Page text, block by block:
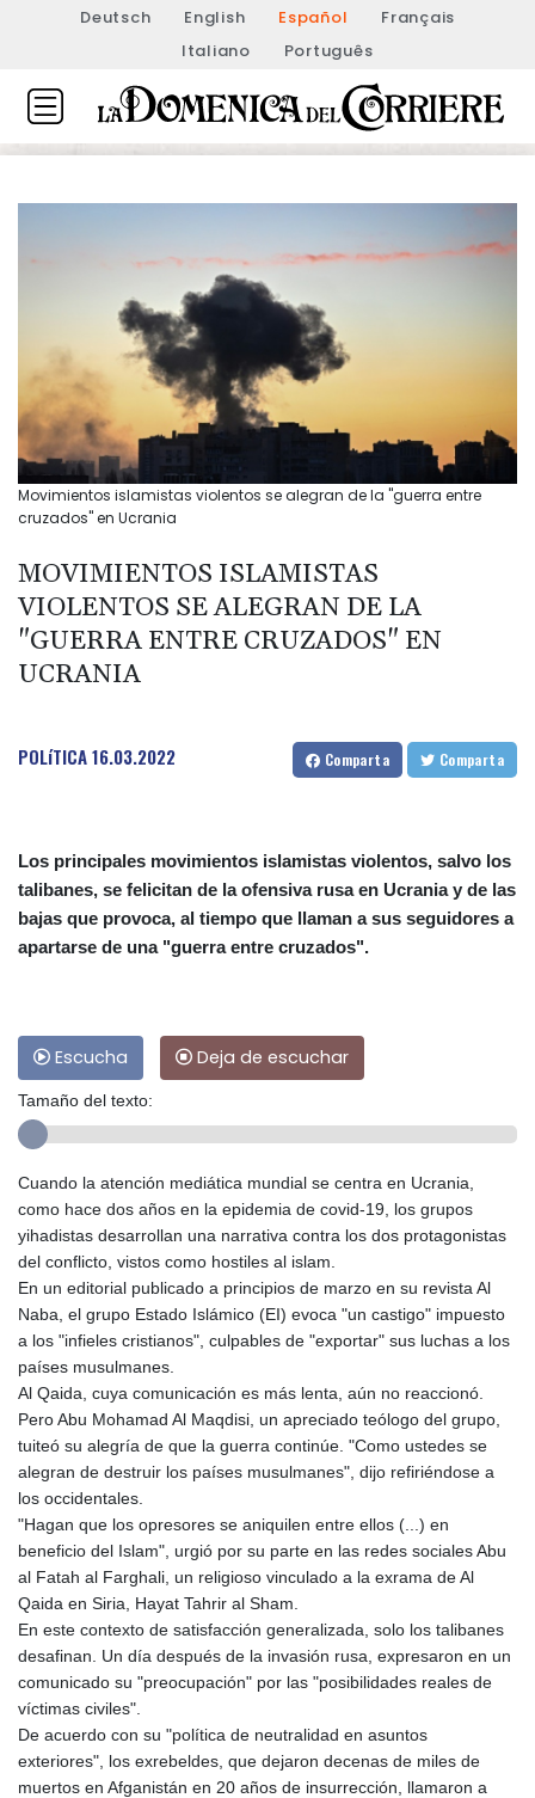
Deutsch English Español
Français
Italiano
Português
Movimientos islamistas violentos se alegran de la "guerra entre
cruzados" en Ucrania
MOVIMIENTOS ISLAMISTAS
VIOLENTOS SE ALEGRAN DE LA
"GUERRA ENTRE CRUZADOS" EN
UCRANIA
POLíTICA16.03.2022 Comparta Comparta
Los principales movimientos islamistas violentos, salvo los
talibanes, se felicitan de la ofensiva rusa en Ucrania y de las
bajas que provoca, al tiempo que llaman a sus seguidores a
apartarse de una "guerra entre cruzados".
Escucha Deja de escuchar
Tamaño del texto:
Cuando la atención mediática mundial se centra en Ucrania,
como hace dos años en la epidemia de covid-19, los grupos
yihadistas desarrollan una narrativa contra los dos protagonistas
del conflicto, vistos como hostiles al islam.
En un editorial publicado a principios de marzo en su revista Al
Naba, el grupo Estado Islámico (EI) evoca "un castigo" impuesto
a los "infieles cristianos", culpables de "exportar" sus luchas a los
países musulmanes.
Al Qaida, cuya comunicación es más lenta, aún no reaccionó.
Pero Abu Mohamad Al Maqdisi, un apreciado teólogo del grupo,
tuiteó su alegría de que la guerra continúe. "Como ustedes se
alegran de destruir los países musulmanes", dijo refiriéndose a
los occidentales.
"Hagan que los opresores se aniquilen entre ellos (...) en
beneficio del Islam", urgió por su parte en las redes sociales Abu
al Fatah al Farghali, un religioso vinculado a la exrama de Al
Qaida en Siria, Hayat Tahrir al Sham.
En este contexto de satisfacción generalizada, solo los talibanes
desafinan. Un día después de la invasión rusa, expresaron en un
comunicado su "preocupación" por las "posibilidades reales de
víctimas civiles".
De acuerdo con su "política de neutralidad en asuntos
exteriores", los exrebeldes, que dejaron decenas de miles de
muertos en Afganistán en 20 años de insurrección, llamaron a